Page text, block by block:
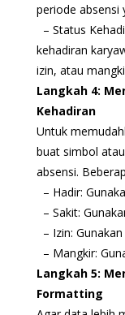
periode absensi
– Status
kehadiran
izin, atau
Langkah 4:
Kehadiran
Untuk
buat simbol
absensi.
– Hadir:
– Sakit:
– Izin: Gunakan
– Mangkir:
Langkah 5:
Formatting